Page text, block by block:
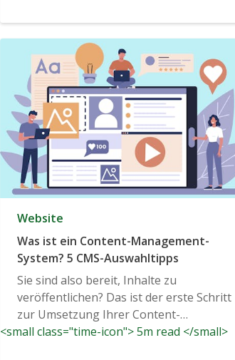
Website
Was ist ein Content-Management-
System? 5 CMS-Auswahltipps
Sie sind also bereit, Inhalte zu
veröffentlichen? Das ist der erste Schritt
zur Umsetzung Ihrer Content-
Marketing-Strategie...
<small class="time-icon"> 5m read </small>